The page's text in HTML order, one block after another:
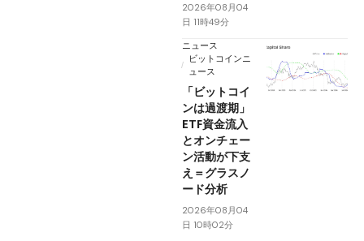
2026年08月04
日 11時49分
ニュース
ビットコインニ
ュース
「ビットコイ
ンは過渡期」
ETF資金流入
とオンチェー
ン活動が下支
え＝グラスノ
ード分析
2026年08月04
日 10時02分